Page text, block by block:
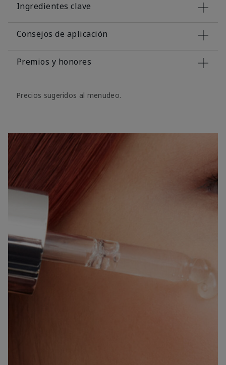
Ingredientes clave
Consejos de aplicación
Premios y honores
Precios sugeridos al menudeo.